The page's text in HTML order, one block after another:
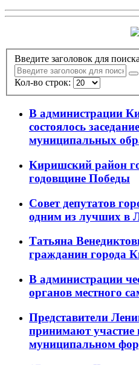
Введите заголовок для
Кол-во строк:
В администрации
состоялось
муниципальных
Киришский район
годовщине Победы
Совет депутатов
одним из лучших в
Татьяна
гражданин города
В администрации
органов местного
Представители
принимают
муниципальном